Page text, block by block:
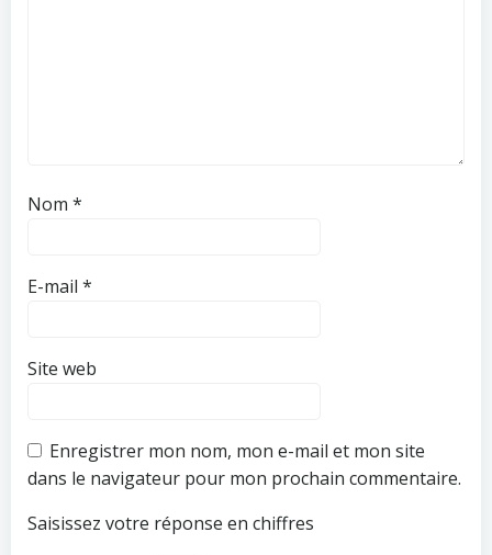
Nom *
E-mail *
Site web
Enregistrer mon nom, mon e-mail et mon site
dans le navigateur pour mon prochain commentaire.
Saisissez votre réponse en chiffres